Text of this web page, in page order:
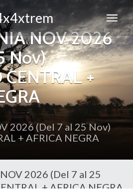
NOV 2026
Nov)
CENTRAL +
2026 (Del 7 al 25 Nov)
+ AFRICA NEGRA
2026 (Del 7 al 25
+ AFRICA NEGRA